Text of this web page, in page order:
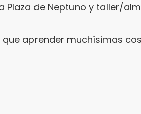
de Neptuno y taller/
aprender muchísimas